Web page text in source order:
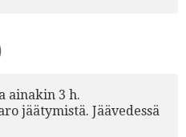
ainakin 3 h.
jäätymistä. Jäävedessä